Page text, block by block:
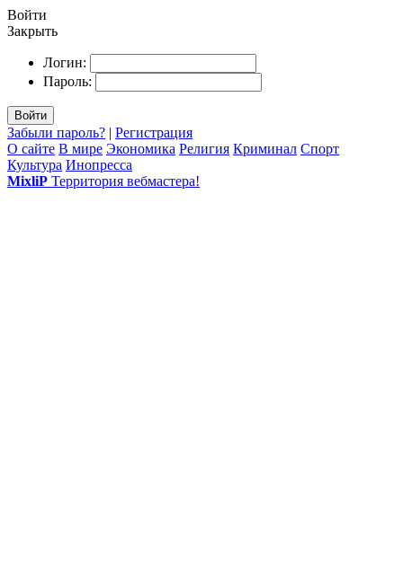
Войти
Закрыть
Логин:
Пароль:
Войти
Забыли пароль? | Регистрация
О сайте В мире Экономика Религия Криминал Спорт
Культура Инопресса
MixliP Территория вебмастера!